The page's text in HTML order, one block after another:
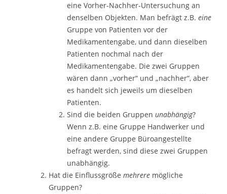
eine Vorher-Nachher-Untersuchung an
denselben Objekten. Man befrägt z.B. eine
Gruppe von Patienten vor der
Medikamentengabe, und dann dieselben
Patienten nochmal nach der
Medikamentengabe. Die zwei Gruppen
wären dann „vorher“ und „nachher“, aber
es handelt sich jeweils um dieselben
Patienten.
Sind die beiden Gruppen unabhängig?
Wenn z.B. eine Gruppe Handwerker und
eine andere Gruppe Büroangestellte
befragt werden, sind diese zwei Gruppen
unabhängig.
Hat die Einflussgröße mehrere mögliche
Gruppen?